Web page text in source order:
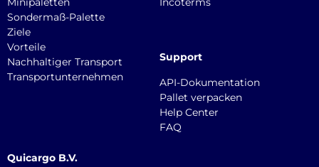
Sondermaß-Palette
Ziele
Vorteile
Nachhaltiger Transport
Transportunternehmen
Support
API-Dokumentation
Pallet verpacken
Help Center
FAQ
Quicargo B.V.